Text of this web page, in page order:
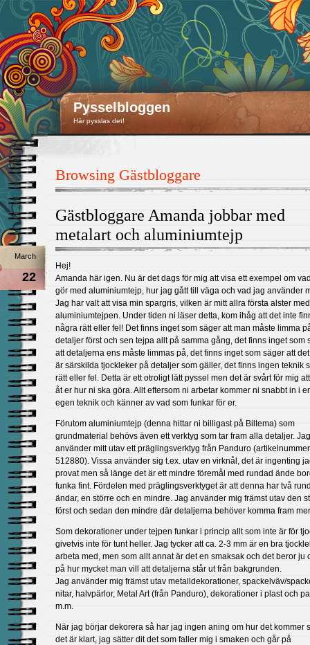
Pysselbloggen
Här pysslas det!
Browsing Gästbloggare
Gästbloggare Amanda jobbar med
metalart och aluminiumtejp
March
22
Hej!
Amanda här igen. Nu är det dags för mig att visa ett exempel om
gör med aluminiumtejp, hur jag gått till väga och vad jag använder
Jag har valt att visa min spargris, vilken är mitt allra första alster med
aluminiumtejpen. Under tiden ni läser detta, kom ihåg att det inte
några rätt eller fel! Det finns inget som säger att man måste limma
detaljer först och sen tejpa allt på samma gång, det finns inget som
att detaljerna ens måste limmas på, det finns inget som säger att
är särskilda tjockleker på detaljer som gäller, det finns ingen teknik
rätt eller fel. Detta är ett otroligt lätt pyssel men det är svårt för mig
åt er hur ni ska göra. Allt eftersom ni arbetar kommer ni snabbt in i
egen teknik och känner av vad som funkar för er.
Förutom aluminiumtejp (denna hittar ni billigast på Biltema) som
grundmaterial behövs även ett verktyg som tar fram alla detaljer. Jag
använder mitt utav ett präglingsverktyg från Panduro
512880). Vissa använder sig t.ex. utav en virknål, det är ingenting
provat men så länge det är ett mindre föremål med rundad ände
funka fint. Fördelen med präglingsverktyget är att denna har två
ändar, en större och en mindre. Jag använder mig främst utav den
först och sedan den mindre där detaljerna behöver komma fram
Som dekorationer under tejpen funkar i princip allt som inte är för
givetvis inte för tunt heller. Jag tycker att ca. 2-3 mm är en bra
arbeta med, men som allt annat är det en smaksak och det beror ju
på hur mycket man vill att detaljerna står ut från bakgrunden.
Jag använder mig främst utav metalldekorationer, spackelväv/
nitar, halvpärlor, Metal Art (från Panduro), dekorationer i plast och
m.m.
När jag börjar dekorera så har jag ingen aning om hur det kommer
det är klart, jag sätter dit det som faller mig i smaken och går på